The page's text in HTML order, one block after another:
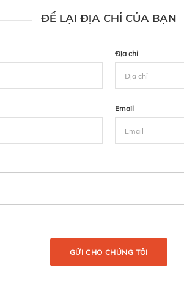
ĐỂ LẠI ĐỊA CHỈ CỦA BẠN
Địa chỉ
Email
GỬI CHO CHÚNG TÔI